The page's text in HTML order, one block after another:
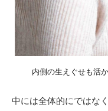
内側の生えぐせも活
中には全体的にではな